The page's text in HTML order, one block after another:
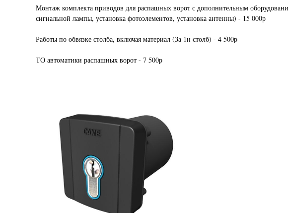
Монтаж комплекта приводов для распашных ворот с дополнительным
сигнальной лампы, установка фотоэлементов, установка антенны) - 15 000р
Работы по обвязке столба, включая материал (За 1н столб) - 4 500р
ТО автоматики распашных ворот - 7 500р